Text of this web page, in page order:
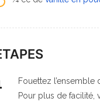
Fouettez l’ensemble
Pour plus de facilité,